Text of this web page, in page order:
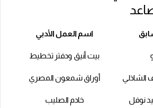
اسم العمل الأدبي
بيت أنيق ودفتر تخطيط
الشاذلي أوراق شمعون المصري
نوفل خادم الصليب